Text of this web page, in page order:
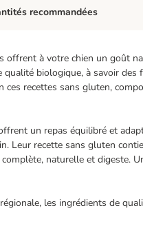
offrent à votre chien un goût
biologique, à savoir des
recettes sans gluten,
un repas équilibré et
Leur recette sans gluten
naturelle et digeste.
les ingrédients de
recommandées